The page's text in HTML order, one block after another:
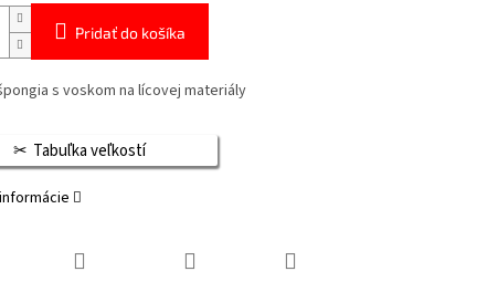
Pridať do košíka
s voskom na lícovej materiály
Tabuľka veľkostí